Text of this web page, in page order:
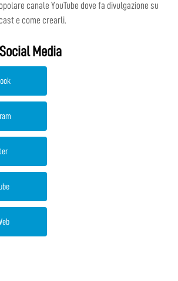
canale YouTube dove fa divulgazione su
e come crearli.
Media